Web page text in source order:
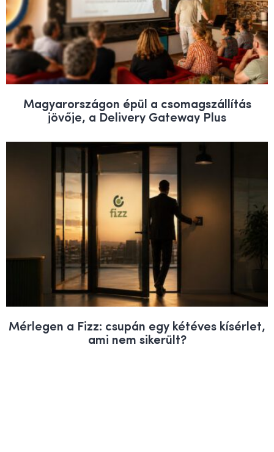
Magyarországon épül a csomagszállítás
jövője, a Delivery Gateway Plus
Mérlegen a Fizz: csupán egy kétéves kísérlet,
ami nem sikerült?